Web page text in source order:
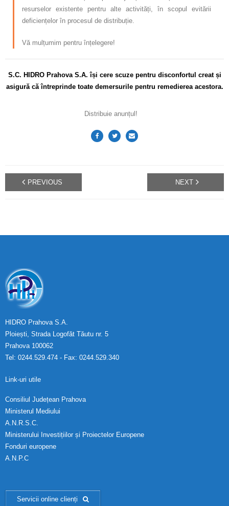
resurselor existente pentru alte activități, în scopul evitării
deficiențelor în procesul de distribuție.
Vă mulțumim pentru înțelegere!
S.C. HIDRO Prahova S.A. își cere scuze pentru disconfortul creat și
asigură că întreprinde toate demersurile pentru remedierea acestora.
Distribuie anunțul!
PREVIOUS NEXT
HIDRO Prahova S.A.
Ploiești, Strada Logofăt Tăutu nr. 5
Prahova 100062
Tel: 0244.529.474 - Fax: 0244.529.340
Link-uri utile
Consiliul Județean Prahova
Ministerul Mediului
A.N.R.S.C.
Ministerului Investițiilor și Proiectelor Europene
Fonduri europene
A.N.P.C
Servicii online clienți